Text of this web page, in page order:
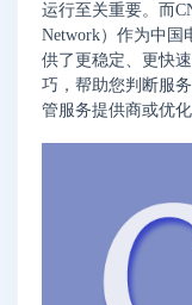
运行至关重要。而
Network）作为中国
供了更稳定、更快
巧，帮助您判断服
管服务提供商或优